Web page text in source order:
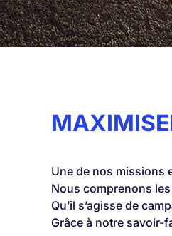
Une de nos missions
Nous comprenons
Qu’il s’agisse de
Grâce à notre savoir-